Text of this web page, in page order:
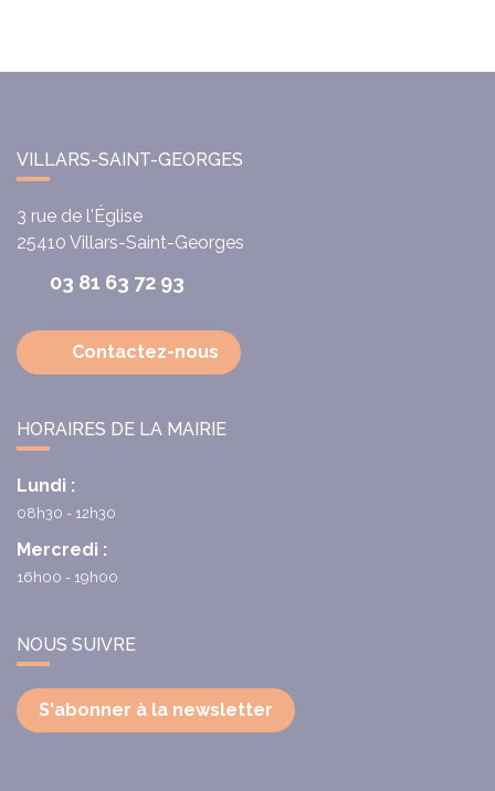
VILLARS-SAINT-GEORGES
3 rue de l'Église
25410 Villars-Saint-Georges
03 81 63 72 93
Contactez-nous
HORAIRES DE LA MAIRIE
Lundi :
08h30 - 12h30
Mercredi :
16h00 - 19h00
NOUS SUIVRE
S'abonner à la newsletter